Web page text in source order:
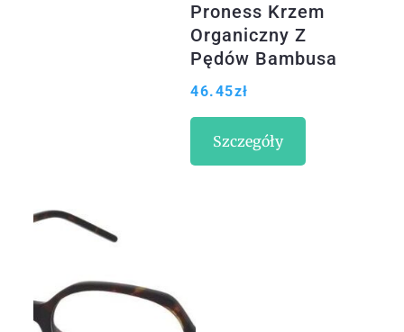
Proness Krzem
Organiczny Z
Pędów Bambusa
300 Mg 120Kaps.
46.45zł
Szczegóły